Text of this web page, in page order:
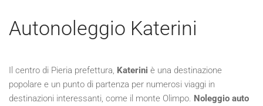
Autonoleggio Katerini
Il centro di Pieria prefettura, Katerini è una destinazione
popolare e un punto di partenza per numerosi viaggi in
destinazioni interessanti, come il monte Olimpo. Noleggio auto